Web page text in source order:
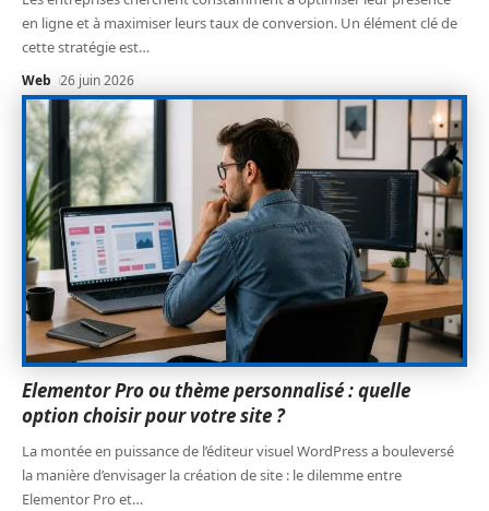
en ligne et à maximiser leurs taux de conversion. Un élément clé de
cette stratégie est…
Web 26 juin 2026
Elementor Pro ou thème personnalisé : quelle
option choisir pour votre site ?
La montée en puissance de l’éditeur visuel WordPress a bouleversé
la manière d’envisager la création de site : le dilemme entre
Elementor Pro et…